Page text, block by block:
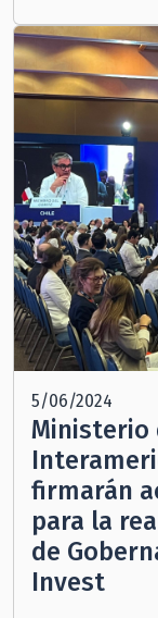
5/06/2024
Ministerio
firmarán
para la
de
Invest